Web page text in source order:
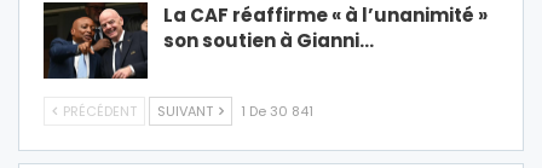
La CAF réaffirme « à l’unanimité »
son soutien à Gianni…
PRÉCÉDENT SUIVANT 1 De 30 841